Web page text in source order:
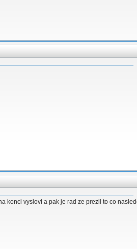
konci vyslovi a pak je rad ze prezil to co